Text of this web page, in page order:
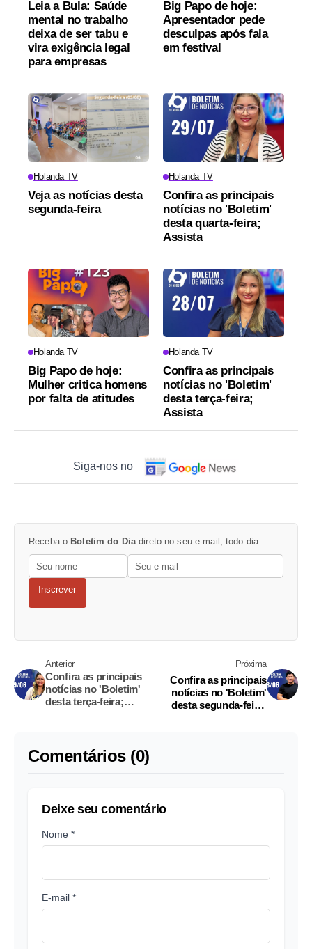
Leia a Bula: Saúde
mental no trabalho
deixa de ser tabu e
vira exigência legal
para empresas
Big Papo de hoje:
Apresentador pede
desculpas após fala
em festival
Holanda TV
Veja as notícias desta
segunda-feira
Holanda TV
Confira as principais
notícias no 'Boletim'
desta quarta-feira;
Assista
Holanda TV
Big Papo de hoje:
Mulher critica homens
por falta de atitudes
Holanda TV
Confira as principais
notícias no 'Boletim'
desta terça-feira;
Assista
Siga-nos no
Receba o Boletim do Dia direto no seu e-mail, todo dia.
Inscrever
Anterior
Confira as principais
notícias no 'Boletim'
desta terça-feira;
Próxima
Confira as principais
notícias no 'Boletim'
desta segunda-feira;
Comentários (0)
Deixe seu comentário
Nome *
E-mail *